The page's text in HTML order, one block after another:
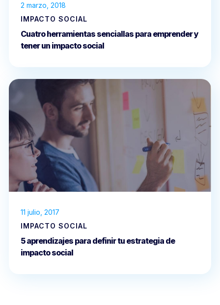
2 marzo, 2018
IMPACTO SOCIAL
Cuatro herramientas senciallas para emprender y
tener un impacto social
11 julio, 2017
IMPACTO SOCIAL
5 aprendizajes para definir tu estrategia de
impacto social